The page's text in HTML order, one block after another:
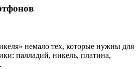
немало тех, которые нужны для
палладий, никель, платина,